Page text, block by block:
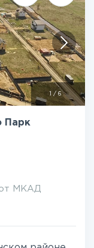
1 / 6
Парк
МКАД